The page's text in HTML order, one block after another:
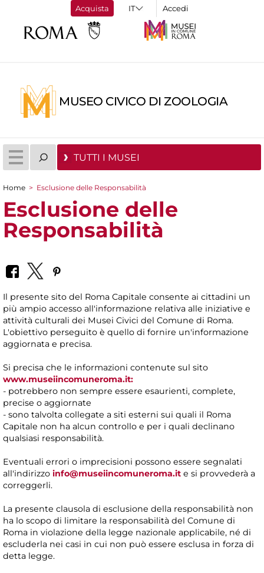
Acquista Accedi
MUSEO CIVICO DI ZOOLOGIA
TUTTI I MUSEI
Tu sei qui
Home > Esclusione delle Responsabilità
Esclusione delle
Responsabilità
Il presente sito del Roma Capitale consente ai cittadini un
più ampio accesso all'informazione relativa alle iniziative e
attività culturali dei Musei Civici del Comune di Roma.
L'obiettivo perseguito è quello di fornire un'informazione
aggiornata e precisa.
Si precisa che le informazioni contenute sul sito
www.museiincomuneroma.it:
- potrebbero non sempre essere esaurienti, complete,
precise o aggiornate
- sono talvolta collegate a siti esterni sui quali il Roma
Capitale non ha alcun controllo e per i quali declinano
qualsiasi responsabilità.
Eventuali errori o imprecisioni possono essere segnalati
all'indirizzo info@museiincomuneroma.it e si provvederà a
correggerli.
La presente clausola di esclusione della responsabilità non
ha lo scopo di limitare la responsabilità del Comune di
Roma in violazione della legge nazionale applicabile, né di
escluderla nei casi in cui non può essere esclusa in forza di
detta legge.